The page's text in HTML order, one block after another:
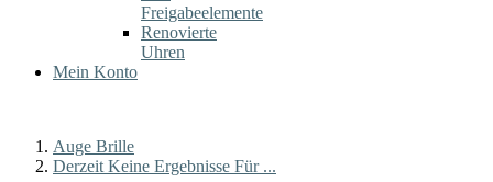
Freigabeelemente
Renovierte
Uhren
Mein Konto
Auge Brille
Derzeit Keine Ergebnisse Für ...